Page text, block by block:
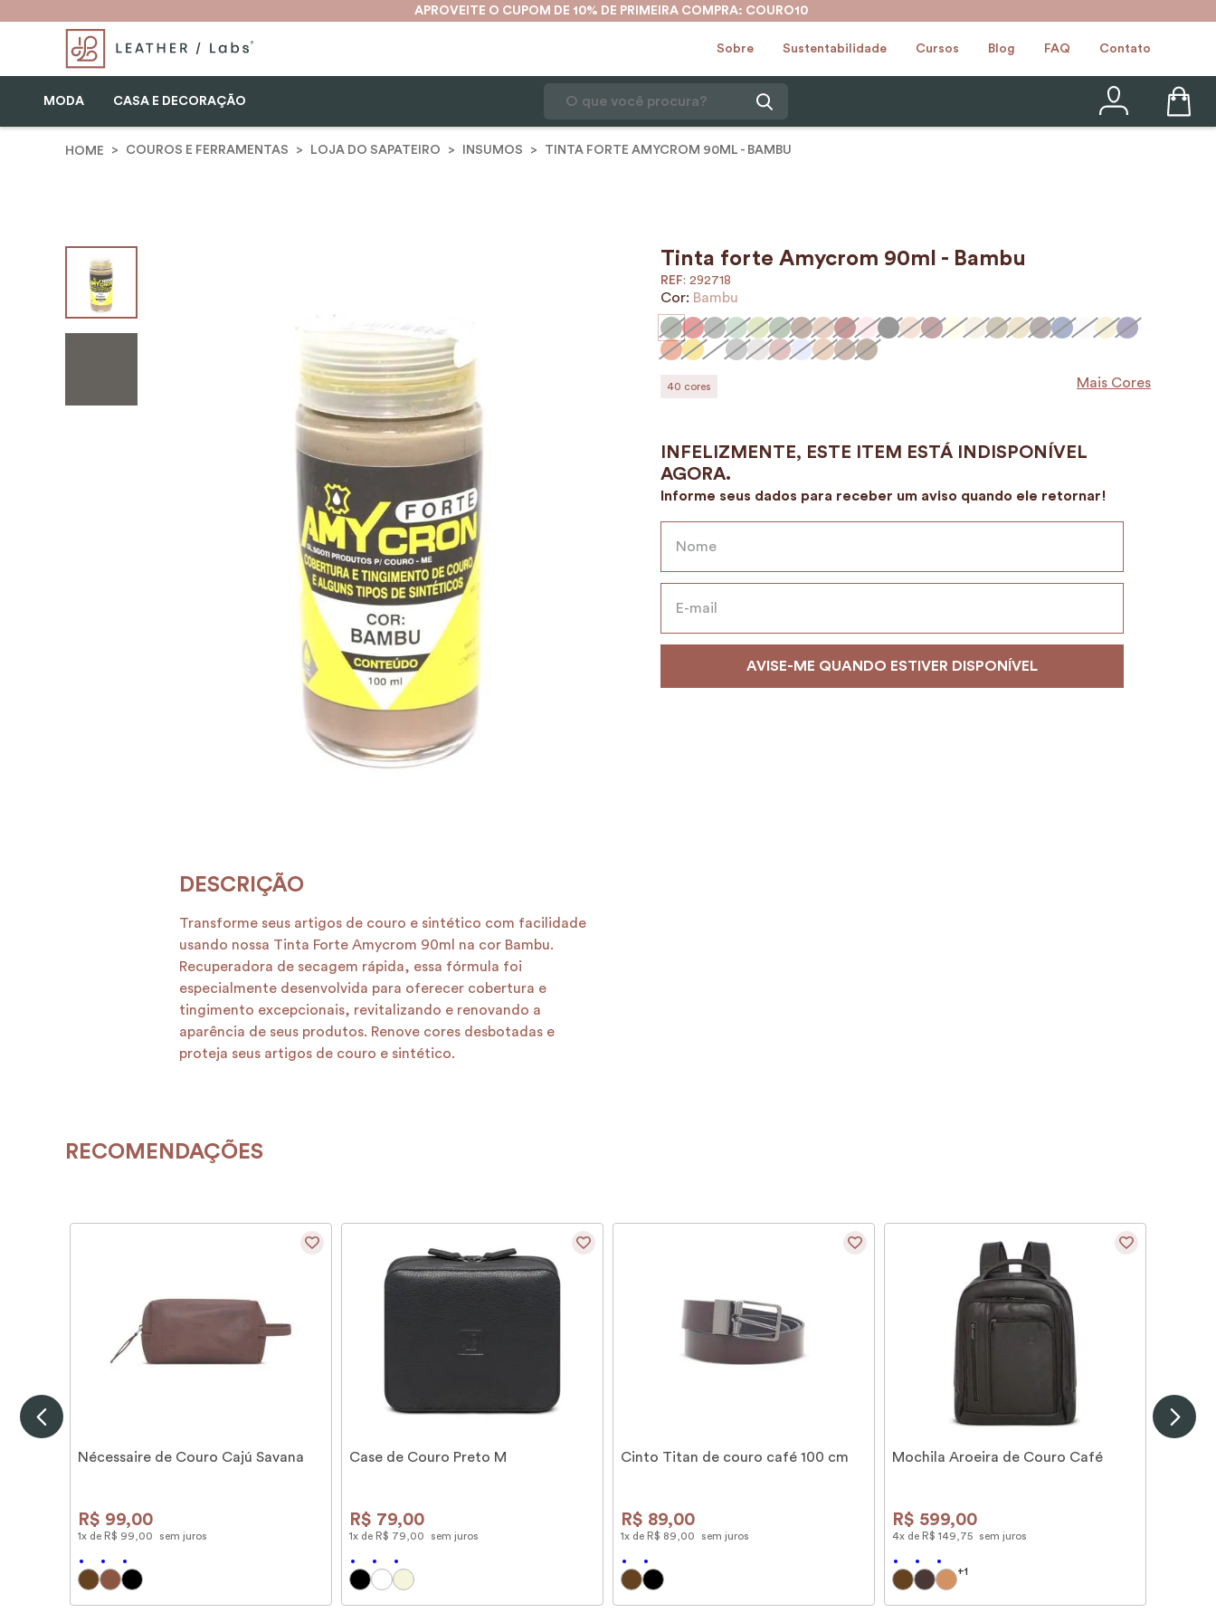
APROVEITE O CUPOM DE 10% DE PRIMEIRA COMPRA: COURO10
Sobre Sustentabilidade Cursos Blog FAQ Contato
MODA CASA E DECORAÇÃO
COUROS E FERRAMENTAS LOJA DO SAPATEIRO INSUMOS TINTA FORTE AMYCROM 90ML - BAMBU
Transforme seus artigos de couro e sintético com facilidade
usando nossa Tinta Forte Amycrom 90ml na cor Bambu.
Recuperadora de secagem rápida, essa fórmula foi
especialmente desenvolvida para oferecer cobertura e
tingimento excepcionais, revitalizando e renovando a
aparência de seus produtos. Renove cores desbotadas e
proteja seus artigos de couro e sintético.
Tinta forte Amycrom 90ml - Bambu
: 292718
Cor: Bambu
40 cores Mais Cores
RECOMENDAÇÕES
Nécessaire de Couro Cajú Savana
R$ 99,00
1x de R$ 99 00 sem juros
Case de Couro Preto M
R$ 79,00
1x de R$ 79 00 sem juros
Cinto Titan de couro café 100 cm
R$ 89,00
1x de R$ 89 00 sem juros
Mochila Aroeira de Couro Café
R$ 599,00
4x de R$ 149 75 sem juros
+1